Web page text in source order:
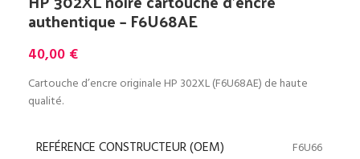
authentique – F6U68AE
40,00 €
Cartouche d’encre originale HP 302XL (F6U68AE) de haute
qualité.
REFÉRENCE CONSTRUCTEUR (OEM) F6U66